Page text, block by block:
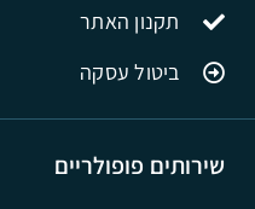
שירותים פופולריים
תקנון האתר
ביטול עסקה